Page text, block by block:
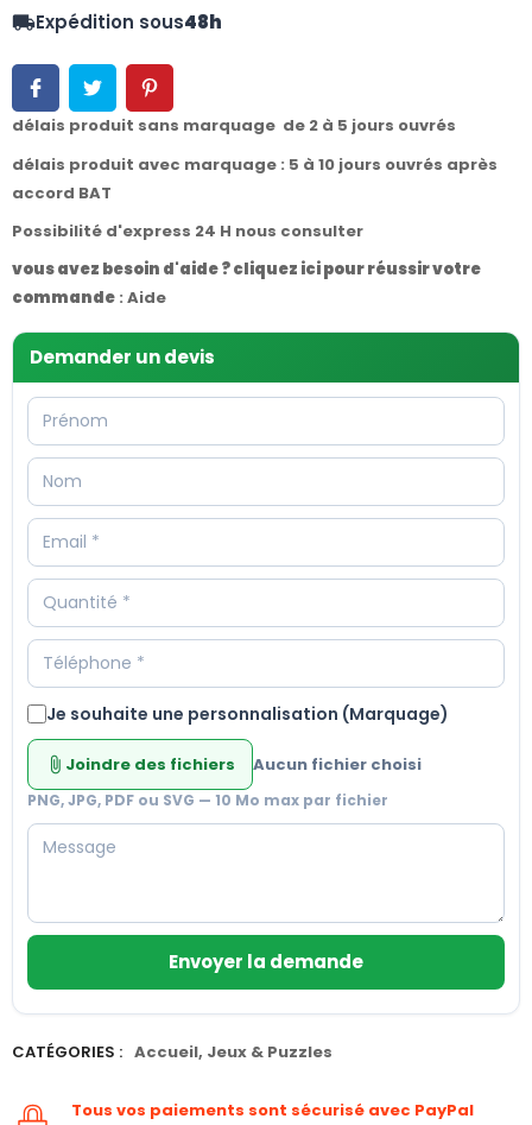
local_shippingExpédition sous48h
délais produit sans marquage de 2 à 5 jours ouvrés
délais produit avec marquage : 5 à 10 jours ouvrés après
accord BAT
Possibilité d'express 24 H nous consulter
vous avez besoin d'aide ? cliquez ici pour réussir votre
commande : Aide
Demander un devis
Je souhaite une personnalisation (Marquage)
attach_file Joindre des fichiers Aucun fichier choisi
PNG, JPG, PDF ou SVG — 10 Mo max par fichier
Envoyer la demande
CATÉGORIES : Accueil, Jeux & Puzzles
Tous vos paiements sont sécurisé avec PayPal